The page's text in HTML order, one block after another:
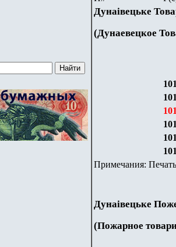
Дунаiвецьке
(Дунаевецкое
Примечания:
Дунаiвецьке
(Пожарное